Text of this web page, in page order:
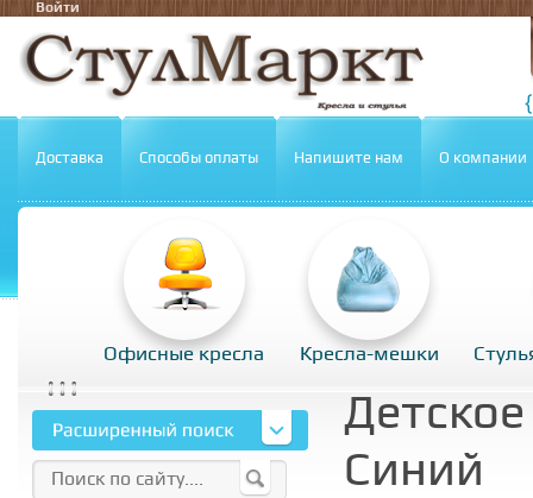
Войти
Доставка Способы оплаты Напишите нам О компании
Офисные кресла Кресла-мешки
Синий